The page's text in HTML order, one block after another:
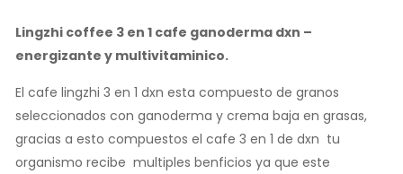
Lingzhi coffee 3 en 1 cafe ganoderma dxn –
energizante y multivitaminico.
El cafe lingzhi 3 en 1 dxn esta compuesto de granos
seleccionados con ganoderma y crema baja en grasas,
gracias a esto compuestos el cafe 3 en 1 de dxn tu
organismo recibe multiples benficios ya que este